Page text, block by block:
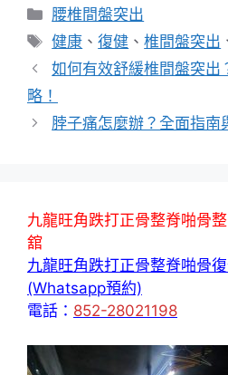
分
類
腰椎間盤突出
標
籤
健康 、復健 、椎間盤突出
如何有效舒緩椎間盤突出
略！
脖子痛怎麼辦？全面指南
九龍旺角跌打正骨整脊啪骨
舘
九龍旺角跌打正骨整脊啪骨
(Whatsapp預約)
電話： 852-28021198